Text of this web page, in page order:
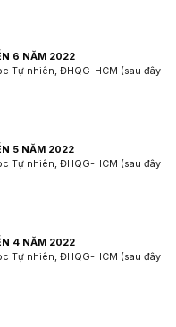
6 NĂM 2022
Tự nhiên, ĐHQG-HCM (sau đây
5 NĂM 2022
Tự nhiên, ĐHQG-HCM (sau đây
4 NĂM 2022
Tự nhiên, ĐHQG-HCM (sau đây